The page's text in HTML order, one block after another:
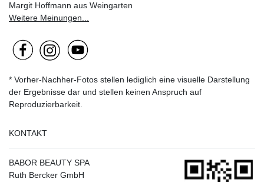
Margit Hoffmann aus Weingarten
Weitere Meinungen...
* Vorher-Nachher-Fotos stellen lediglich eine visuelle Darstellung
der Ergebnisse dar und stellen keinen Anspruch auf
Reproduzierbarkeit.
KONTAKT
BABOR BEAUTY SPA
Ruth Bercker GmbH